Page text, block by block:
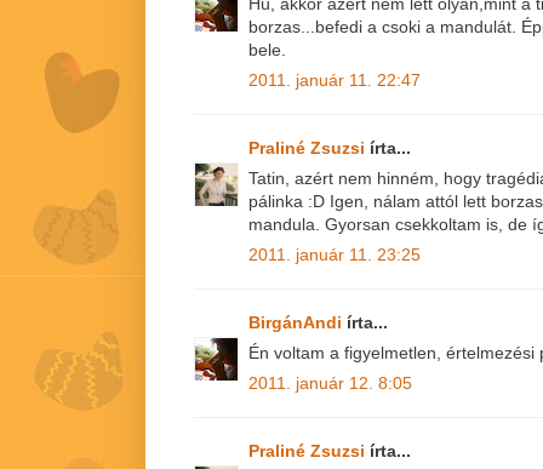
borzas...befedi a csoki a mandulát.
bele.
2011. január 11. 22:47
Praliné Zsuzsi írta...
Tatin, azért nem hinném, hogy
pálinka :D Igen, nálam attól lett
mandula. Gyorsan csekkoltam is, de
2011. január 11. 23:25
BirgánAndi írta...
Én voltam a figyelmetlen,
2011. január 12. 8:05
Praliné Zsuzsi írta...